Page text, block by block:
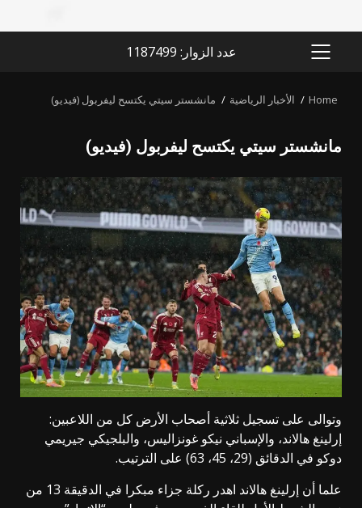
PRIMARY
عدد الزوار: 1187499
Home الأخبار الرياضية مانشستر سيتي يكتسح ليفربول (فيديو)
مانشستر سيتي يكتسح ليفربول (فيديو)
وتوالى على تسجيل ثلاثية أصحاب الأرض كل من اللاعبين:
إرلينغ هالاند، والإسباني نيكو غونزاليس، والبلجيكي جيريمي
دوكو في الدقائق (29، 45، 63) على الترتيب.
علما أن إرلينغ هالاند اهدر ركلة جزاء مبكرا في الدقيقة 13 من